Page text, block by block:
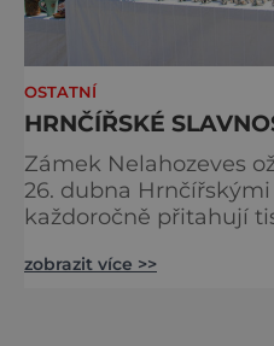
OSTATNÍ
HRNČÍŘSKÉ
Zámek Nelahozeves
26. dubna
každoročně přitahují
Středočeském kraji.
zobrazit více >>